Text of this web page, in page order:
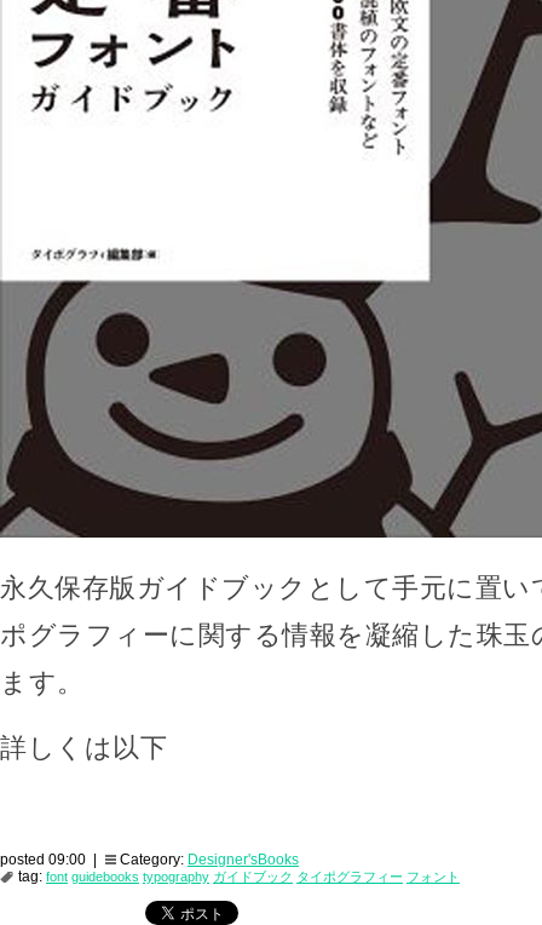
永久保存版ガイドブックとして手元に置
ポグラフィーに関する情報を凝縮した珠
ます。
詳しくは以下
posted 09:00 | Category: Designer'sBooks
tag: font guidebooks typography ガイドブック タイポグラフィー フォント